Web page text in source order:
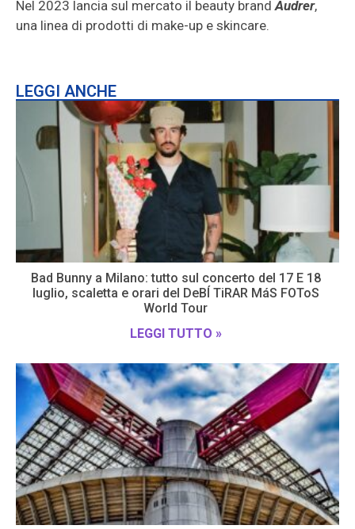
Nel 2023 lancia sul mercato il beauty brand Audrer,
una linea di prodotti di make-up e skincare.
LEGGI ANCHE
Bad Bunny a Milano: tutto sul concerto del 17 E 18
luglio, scaletta e orari del DeBÍ TiRAR MáS FOToS
World Tour
LEGGI TUTTO »